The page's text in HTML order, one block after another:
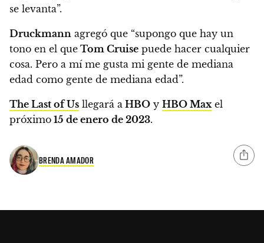
se levanta”.
Druckmann agregó que “supongo que hay un
tono en el que Tom Cruise puede hacer cualquier
cosa. Pero a mí me gusta mi gente de mediana
edad como gente de mediana edad”.
The Last of Us llegará a HBO y HBO Maxel
próximo 15 de enero de 2023.
BRENDA AMADOR